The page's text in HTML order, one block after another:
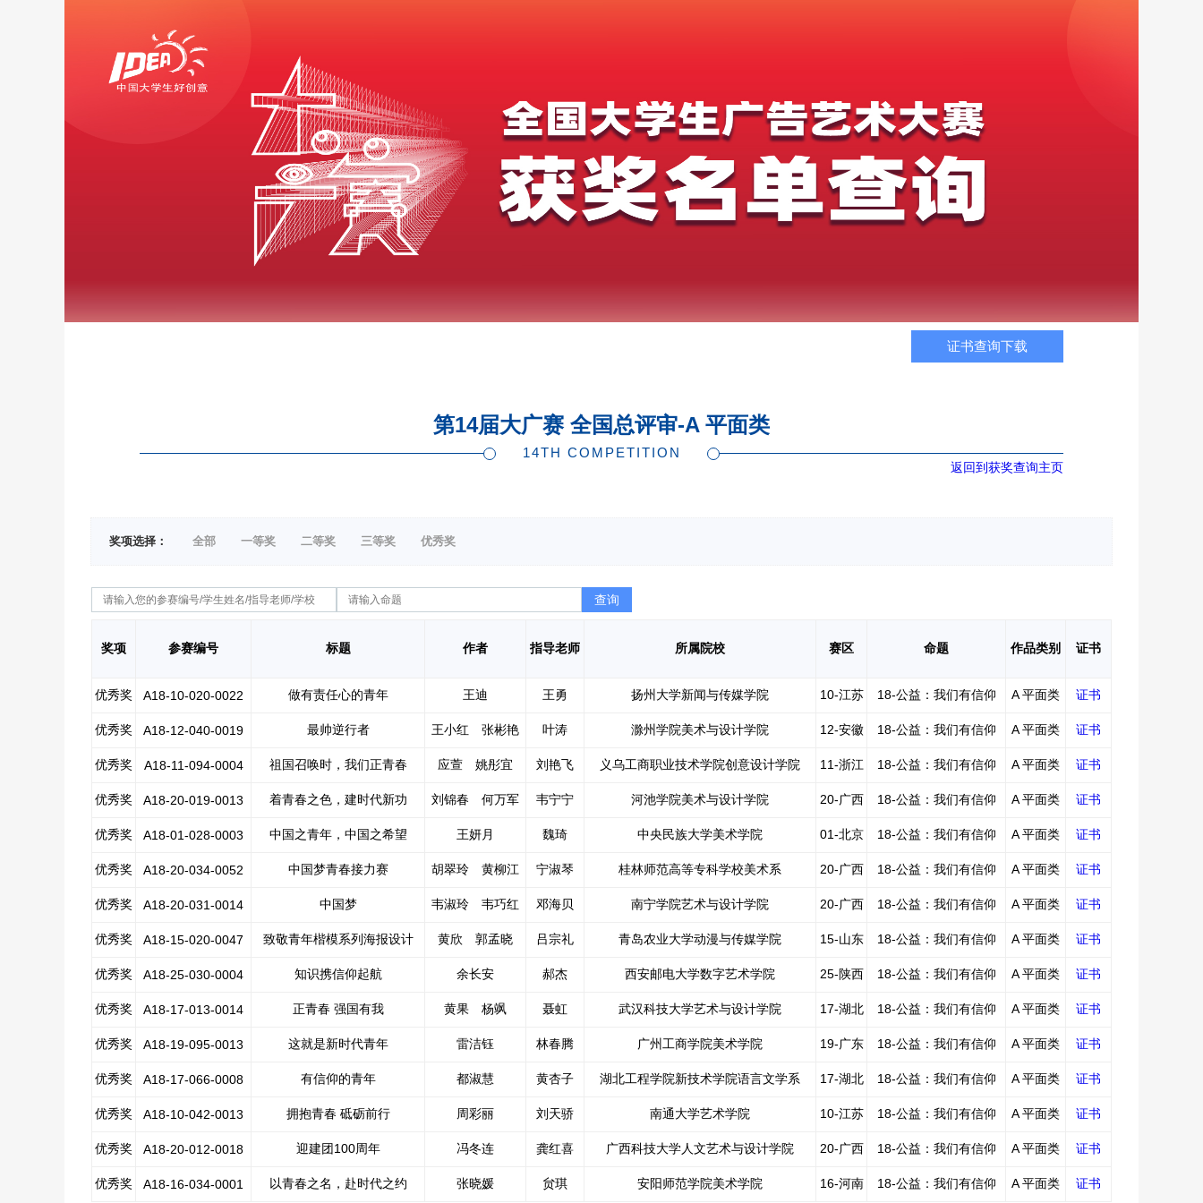
证书查询下载
第14届大广赛 全国总评审-A 平面类
14TH COMPETITION
返回到获奖查询主页
奖项选择： 全部 一等奖 二等奖 三等奖 优秀奖
查询
奖项 参赛编号 标题 作者 指导老师 所属院校 赛区 命题 作品类别 证书
优秀奖 A18-10-020-0022 做有责任心的青年 王迪 王勇 扬州大学新闻与传媒学院 10-江苏 18-公益：我们有信仰 A 平面类 证书
优秀奖 A18-12-040-0019 最帅逆行者 王小红 张彬艳 叶涛 滁州学院美术与设计学院 12-安徽 18-公益：我们有信仰 A 平面类 证书
优秀奖 A18-11-094-0004 祖国召唤时，我们正青春 应萱 姚彤宜 刘艳飞 义乌工商职业技术学院创意设计学院 11-浙江 18-公益：我们有信仰 A 平面类 证书
优秀奖 A18-20-019-0013 着青春之色，建时代新功 刘锦春 何万军 韦宁宁 河池学院美术与设计学院 20-广西 18-公益：我们有信仰 A 平面类 证书
优秀奖 A18-01-028-0003 中国之青年，中国之希望 王妍月 魏琦 中央民族大学美术学院 01-北京 18-公益：我们有信仰 A 平面类 证书
优秀奖 A18-20-034-0052 中国梦青春接力赛 胡翠玲 黄柳江 宁淑琴 桂林师范高等专科学校美术系 20-广西 18-公益：我们有信仰 A 平面类 证书
优秀奖 A18-20-031-0014 中国梦 韦淑玲 韦巧红 邓海贝 南宁学院艺术与设计学院 20-广西 18-公益：我们有信仰 A 平面类 证书
优秀奖 A18-15-020-0047 致敬青年楷模系列海报设计 黄欣 郭孟晓 吕宗礼 青岛农业大学动漫与传媒学院 15-山东 18-公益：我们有信仰 A 平面类 证书
优秀奖 A18-25-030-0004 知识携信仰起航 余长安 郝杰 西安邮电大学数字艺术学院 25-陕西 18-公益：我们有信仰 A 平面类 证书
优秀奖 A18-17-013-0014 正青春 强国有我 黄果 杨飒 聂虹 武汉科技大学艺术与设计学院 17-湖北 18-公益：我们有信仰 A 平面类 证书
优秀奖 A18-19-095-0013 这就是新时代青年 雷洁钰 林春腾 广州工商学院美术学院 19-广东 18-公益：我们有信仰 A 平面类 证书
优秀奖 A18-17-066-0008 有信仰的青年 都淑慧 黄杏子 湖北工程学院新技术学院语言文学系 17-湖北 18-公益：我们有信仰 A 平面类 证书
优秀奖 A18-10-042-0013 拥抱青春 砥砺前行 周彩丽 刘天骄 南通大学艺术学院 10-江苏 18-公益：我们有信仰 A 平面类 证书
优秀奖 A18-20-012-0018 迎建团100周年 冯冬连 龚红喜 广西科技大学人文艺术与设计学院 20-广西 18-公益：我们有信仰 A 平面类 证书
优秀奖 A18-16-034-0001 以青春之名，赴时代之约 张晓媛 贠琪 安阳师范学院美术学院 16-河南 18-公益：我们有信仰 A 平面类 证书